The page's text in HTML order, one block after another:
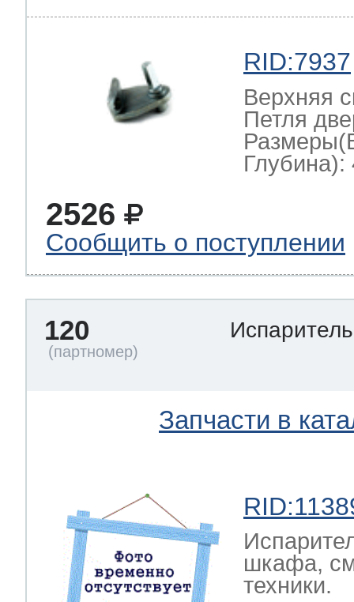
RID:7937
Верхняя
Петля
Глубина):
2526
Сообщить о поступлении
120
Запчасти в
шкафа,
техники.